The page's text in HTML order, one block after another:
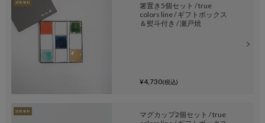
箸置き5個セット / true
colors line / ギフトボックス
＆熨斗付き / 瀬戸焼
¥4,730(税込)
マグカップ2個セット / true